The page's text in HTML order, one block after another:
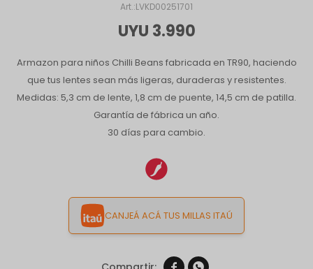
LVKD00251701
UYU 3.990
Armazon para niños Chilli Beans fabricada en TR90, haciendo
que tus lentes sean más ligeras, duraderas y resistentes.
Medidas: 5,3 cm de lente, 1,8 cm de puente, 14,5 cm de patilla.
Garantía de fábrica un año.
30 días para cambio.
CANJEÁ ACÁ TUS MILLAS ITAÚ